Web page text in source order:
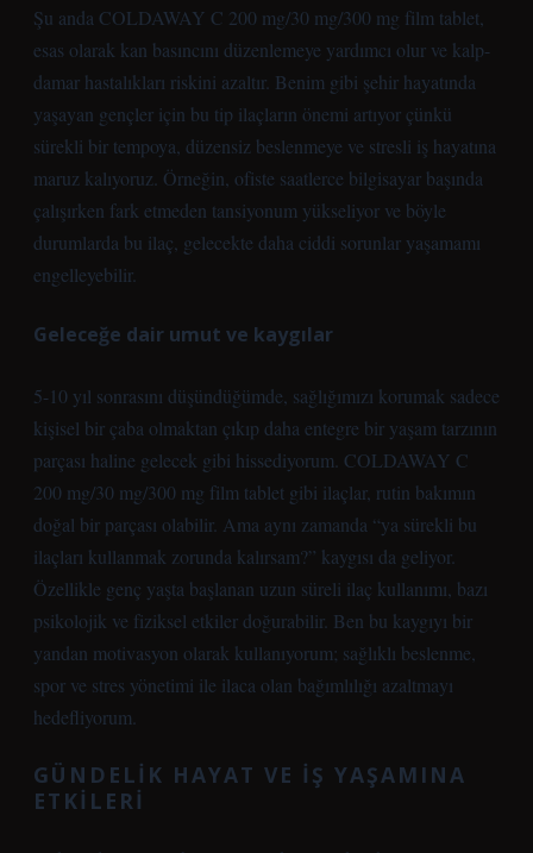
Şu anda COLDAWAY C 200 mg/30 mg/300 mg film tablet,
esas olarak kan basıncını düzenlemeye yardımcı olur ve kalp-
damar hastalıkları riskini azaltır. Benim gibi şehir hayatında
yaşayan gençler için bu tip ilaçların önemi artıyor çünkü
sürekli bir tempoya, düzensiz beslenmeye ve stresli iş hayatına
maruz kalıyoruz. Örneğin, ofiste saatlerce bilgisayar başında
çalışırken fark etmeden tansiyonum yükseliyor ve böyle
durumlarda bu ilaç, gelecekte daha ciddi sorunlar yaşamamı
engelleyebilir.
Geleceğe dair umut ve kaygılar
5-10 yıl sonrasını düşündüğümde, sağlığımızı korumak sadece
kişisel bir çaba olmaktan çıkıp daha entegre bir yaşam tarzının
parçası haline gelecek gibi hissediyorum. COLDAWAY C
200 mg/30 mg/300 mg film tablet gibi ilaçlar, rutin bakımın
doğal bir parçası olabilir. Ama aynı zamanda “ya sürekli bu
ilaçları kullanmak zorunda kalırsam?” kaygısı da geliyor.
Özellikle genç yaşta başlanan uzun süreli ilaç kullanımı, bazı
psikolojik ve fiziksel etkiler doğurabilir. Ben bu kaygıyı bir
yandan motivasyon olarak kullanıyorum; sağlıklı beslenme,
spor ve stres yönetimi ile ilaca olan bağımlılığı azaltmayı
hedefliyorum.
GÜNDELIK HAYAT VE IŞ YAŞAMINA
ETKILERI